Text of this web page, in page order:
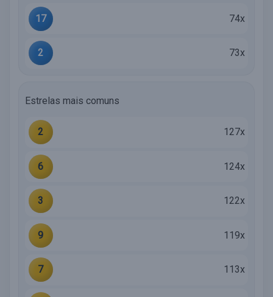
17 74x
2 73x
Estrelas mais comuns
2 127x
6 124x
3 122x
9 119x
7 113x